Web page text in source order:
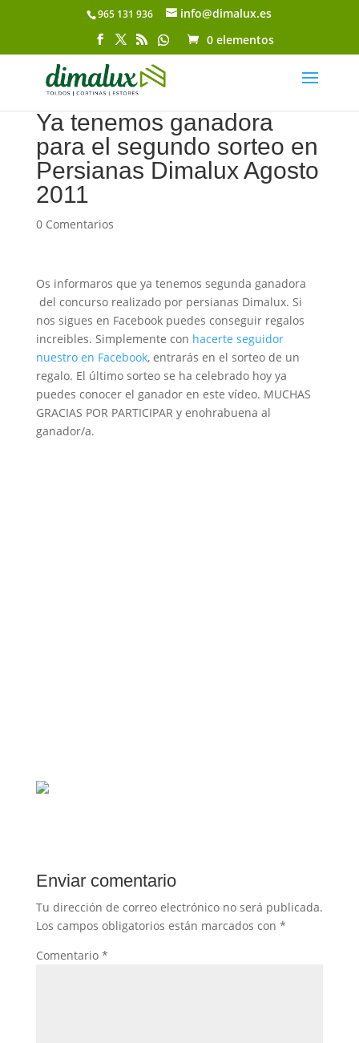
965 131 936
info@dimalux.es
0 elementos
Ya tenemos ganadora
para el segundo sorteo en
Persianas Dimalux Agosto
2011
0 Comentarios
Os informaros que ya tenemos segunda ganadora
del concurso realizado por persianas Dimalux. Si
nos sigues en Facebook puedes conseguir regalos
increibles. Simplemente con hacerte seguidor
nuestro en Facebook, entrarás en el sorteo de un
regalo. El último sorteo se ha celebrado hoy ya
puedes conocer el ganador en este vídeo. MUCHAS
GRACIAS POR PARTICIPAR y enohrabuena al
ganador/a.
Enviar comentario
Tu dirección de correo electrónico no será publicada.
Los campos obligatorios están marcados con *
Comentario *
Abrir barra de herramientas